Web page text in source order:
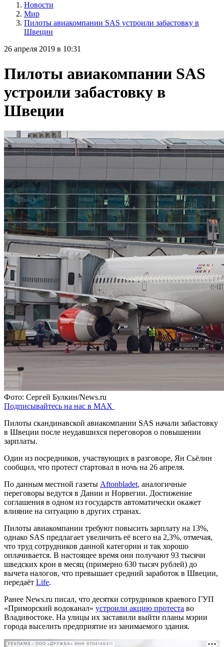
Новости
Мир
Пилоты авиакомпании SAS устроили забастовку в
Швеции
26 апреля 2019 в 10:31
Пилоты авиакомпании SAS
устроили забастовку в
Швеции
Фото: Сергей Булкин/News.ru
Подписывайтесь на нас в MAX
Пилоты скандинавской авиакомпании SAS начали забастовку
в Швеции после неудавшихся переговоров о повышении
зарплаты.
Один из посредников, участвующих в разговоре, Ян Сьёлин
сообщил, что протест стартовал в ночь на 26 апреля.
По данным местной газеты Aftonbladet, аналогичные
переговоры ведутся в Дании и Норвегии. Достижение
соглашения в одном из государств автоматически окажет
влияние на ситуацию в других странах.
Пилоты авиакомпании требуют повысить зарплату на 13%,
однако SAS предлагает увеличить её всего на 2,3%, отмечая,
что труд сотрудников данной категории и так хорошо
оплачивается. В настоящее время они получают 93 тысячи
шведских крон в месяц (примерно 630 тысяч рублей) до
вычета налогов, что превышает средний заработок в Швеции,
передаёт Life.
Ранее News.ru писал, что десятки сотрудников краевого ГУП
«Приморский водоканал» устроили акцию протеста во
Владивостоке. На улицы их заставили выйти планы мэрии
города выселить предприятие из занимаемого здания.
РЕКЛАМА • ООО «ДРУЖБА» ИНН 9704146411